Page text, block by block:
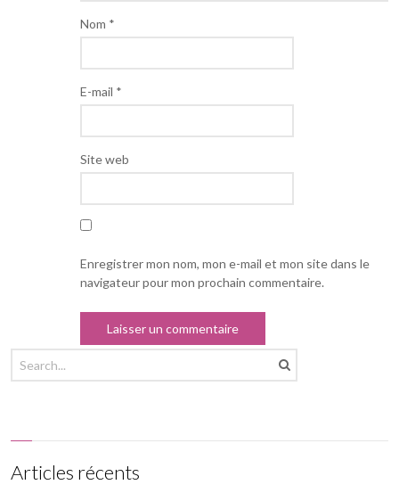
Nom *
E-mail *
Site web
Enregistrer mon nom, mon e-mail et mon site dans le
navigateur pour mon prochain commentaire.
Articles récents